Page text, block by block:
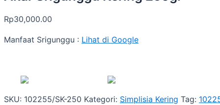
Rp30,000.00
Manfaat Srigunggu : Lihat di Google
SKU: 102255/SK-250 Kategori: Simplisia Kering Tag: